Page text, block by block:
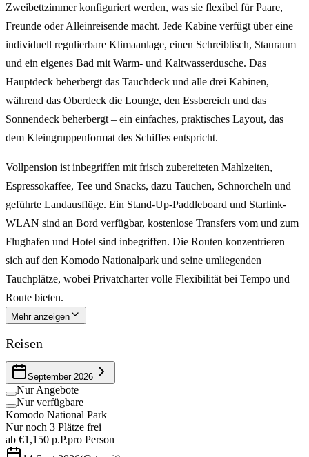
Zweibettzimmer konfiguriert werden, was sie flexibel für Paare,
Freunde oder Alleinreisende macht. Jede Kabine verfügt über eine
individuell regulierbare Klimaanlage, einen Schreibtisch, Stauraum
und ein eigenes Bad mit Warm- und Kaltwasserdusche. Das
Hauptdeck beherbergt das Tauchdeck und alle drei Kabinen,
während das Oberdeck die Lounge, den Essbereich und das
Sonnendeck beherbergt – ein einfaches, praktisches Layout, das
dem Kleingruppenformat des Schiffes entspricht.
Vollpension ist inbegriffen mit frisch zubereiteten Mahlzeiten,
Espressokaffee, Tee und Snacks, dazu Tauchen, Schnorcheln und
geführte Landausflüge. Ein Stand-Up-Paddleboard und Starlink-
WLAN sind an Bord verfügbar, kostenlose Transfers vom und zum
Flughafen und Hotel sind inbegriffen. Die Routen konzentrieren
sich auf den Komodo Nationalpark und seine umliegenden
Tauchplätze, wobei Privatcharter volle Flexibilität bei Tempo und
Route bieten.
Mehr anzeigen
Reisen
September 2026
Nur Angebote
Nur verfügbare
Komodo National Park
Nur noch 3 Plätze frei
ab €1,150 p.P.pro Person